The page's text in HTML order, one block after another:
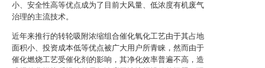
小、安全性高等优点成为了目前大风量、低浓度有机废气
治理的主流技术。
近年来推行的转轮吸附浓缩组合催化氧化工艺由于其占地
面积小、投资成本低等优点被广大用户所青睐，然而由于
催化燃烧工艺受催化剂的影响，其净化效率普遍不高，造